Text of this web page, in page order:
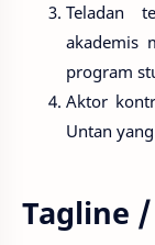
Teladan
akademis
program
Aktor
Untan
Tagline